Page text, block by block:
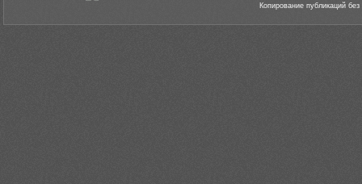
Копирование публикаций